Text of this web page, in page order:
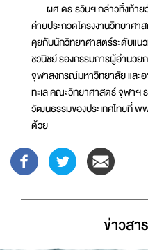
ผศ.ดร.รวินฯ กล่าวทิ้งท้ายว่
ค่ายประกวดโครงงานวิทยาศา
คุยกับนักวิทยาศาสตร์ระดับแน
ชวนิชย์ รองกรรมการผู้อำนวย
จุฬาลงกรณ์มหาวิทยาลัย และ
ทะเล คณะวิทยาศาสตร์ จุฬาฯ
วัฒนธรรมของประเทศไทยที่
ด้วย
ข่าวส